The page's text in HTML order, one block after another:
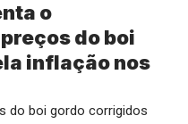
o
do boi
inflação nos
do boi gordo corrigidos